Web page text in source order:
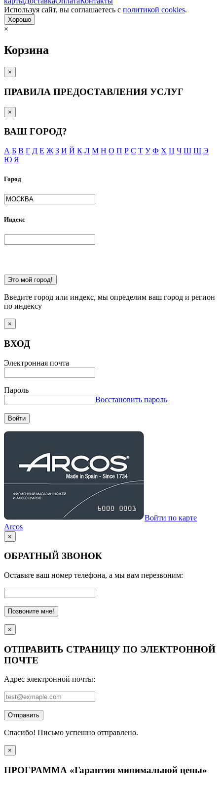
Используя сайт, вы согла­шаетесь с политикой cookies.
Хорошо
×
Корзина
×
ПРАВИЛА ПРЕДОСТАВЛЕНИЯ УСЛУГ
×
ВАШ ГОРОД?
А Б В Г Д Е Ж З И Й К Л М Н О П Р С Т У Ф Х Ц Ч Ш Щ Э
Ю Я
Город
Индекс
Это мой город!
Введите город или индекс, мы определим ваш город и регион
по индексу
×
ВХОД
Электронная почта
Пароль
Восстановить пароль
Войти
Войти по карте
Arcos
×
ОБРАТНЫЙ ЗВОНОК
Оставьте ваш номер телефона, а мы вам перезвоним:
Позвоните мне!
×
ОТПРАВИТЬ СТРАНИЦУ ПО ЭЛЕКТРОННОЙ
ПОЧТЕ
Адрес электронной почты:
Отправить
Спасибо! Письмо успешно отправлено.
×
ПРОГРАММА «Гарантия минимальной цены»